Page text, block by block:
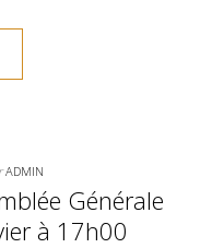
ADMIN
Générale
à 17h00